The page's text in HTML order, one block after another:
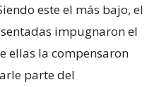
este el más bajo, el
impugnaron el
ellas la compensaron
parte del